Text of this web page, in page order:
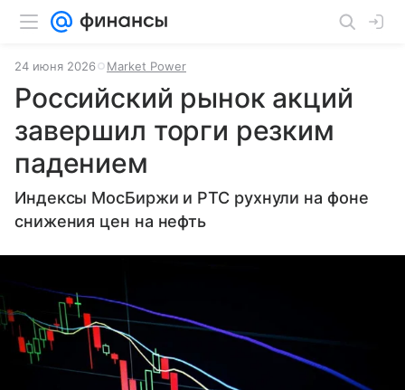
24 июня 2026 Market Power
Российский рынок акций
завершил торги резким
падением
Индексы МосБиржи и РТС рухнули на фоне
снижения цен на нефть